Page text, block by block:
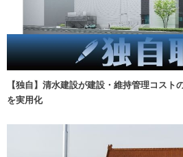
【独自】清水建設が建設・維持管理コスト
を実用化